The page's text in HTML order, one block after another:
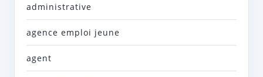
administrative
agence emploi jeune
agent